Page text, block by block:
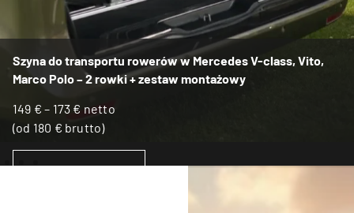
Szyna do transportu rowerów w Mercedes V-class, Vito,
Marco Polo – 2 rowki + zestaw montażowy
149 € – 173 € netto
(od 180 € brutto)